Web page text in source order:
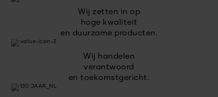
Wij zetten in op
hoge kwaliteit
en duurzame producten.
Wij handelen
verantwoord
en toekomstgericht.